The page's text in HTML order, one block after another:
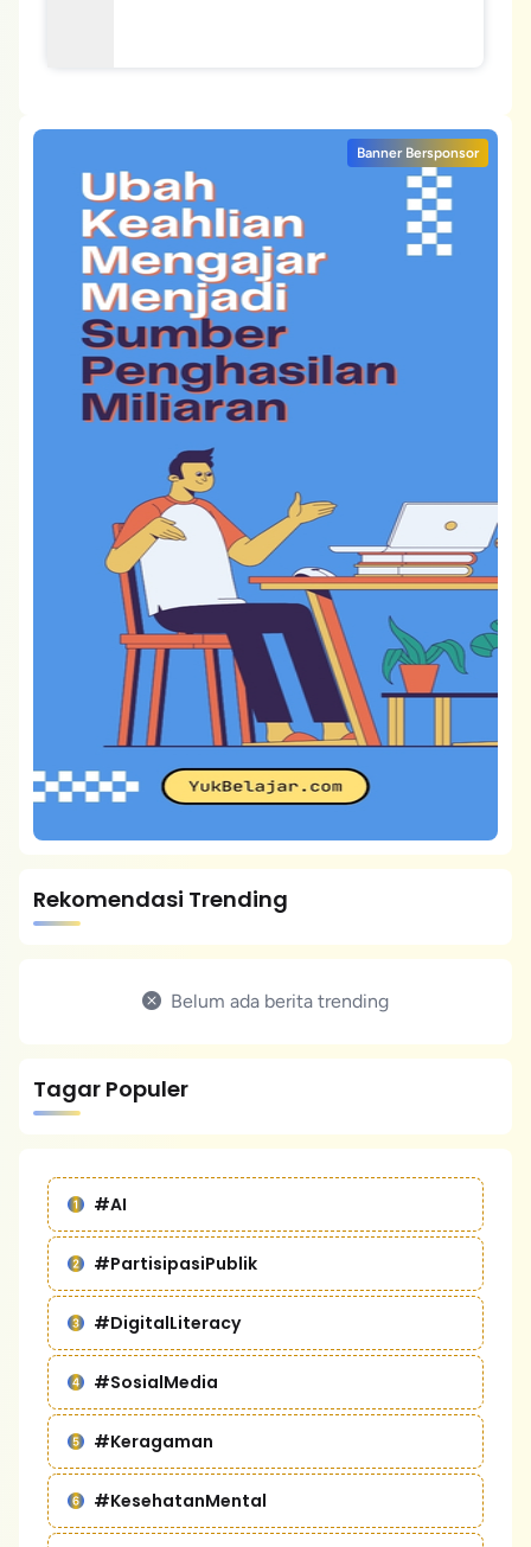
Banner Bersponsor
Rekomendasi Trending
Belum ada berita trending
Tagar Populer
#AI
#PartisipasiPublik
#DigitalLiteracy
#SosialMedia
#Keragaman
#KesehatanMental